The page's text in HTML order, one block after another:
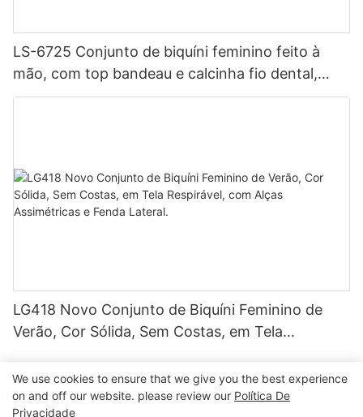
LS-6725 Conjunto de biquíni feminino feito à
mão, com top bandeau e calcinha fio dental,
estampa, forro duplo, tecido sem costura, design
LG418 Novo Conjunto de Biquíni Feminino de
Verão, Cor Sólida, Sem Costas, em Tela
Lateral.
We use cookies to ensure that we give you the best experience
on and off our website. please review our Política De
Privacidade